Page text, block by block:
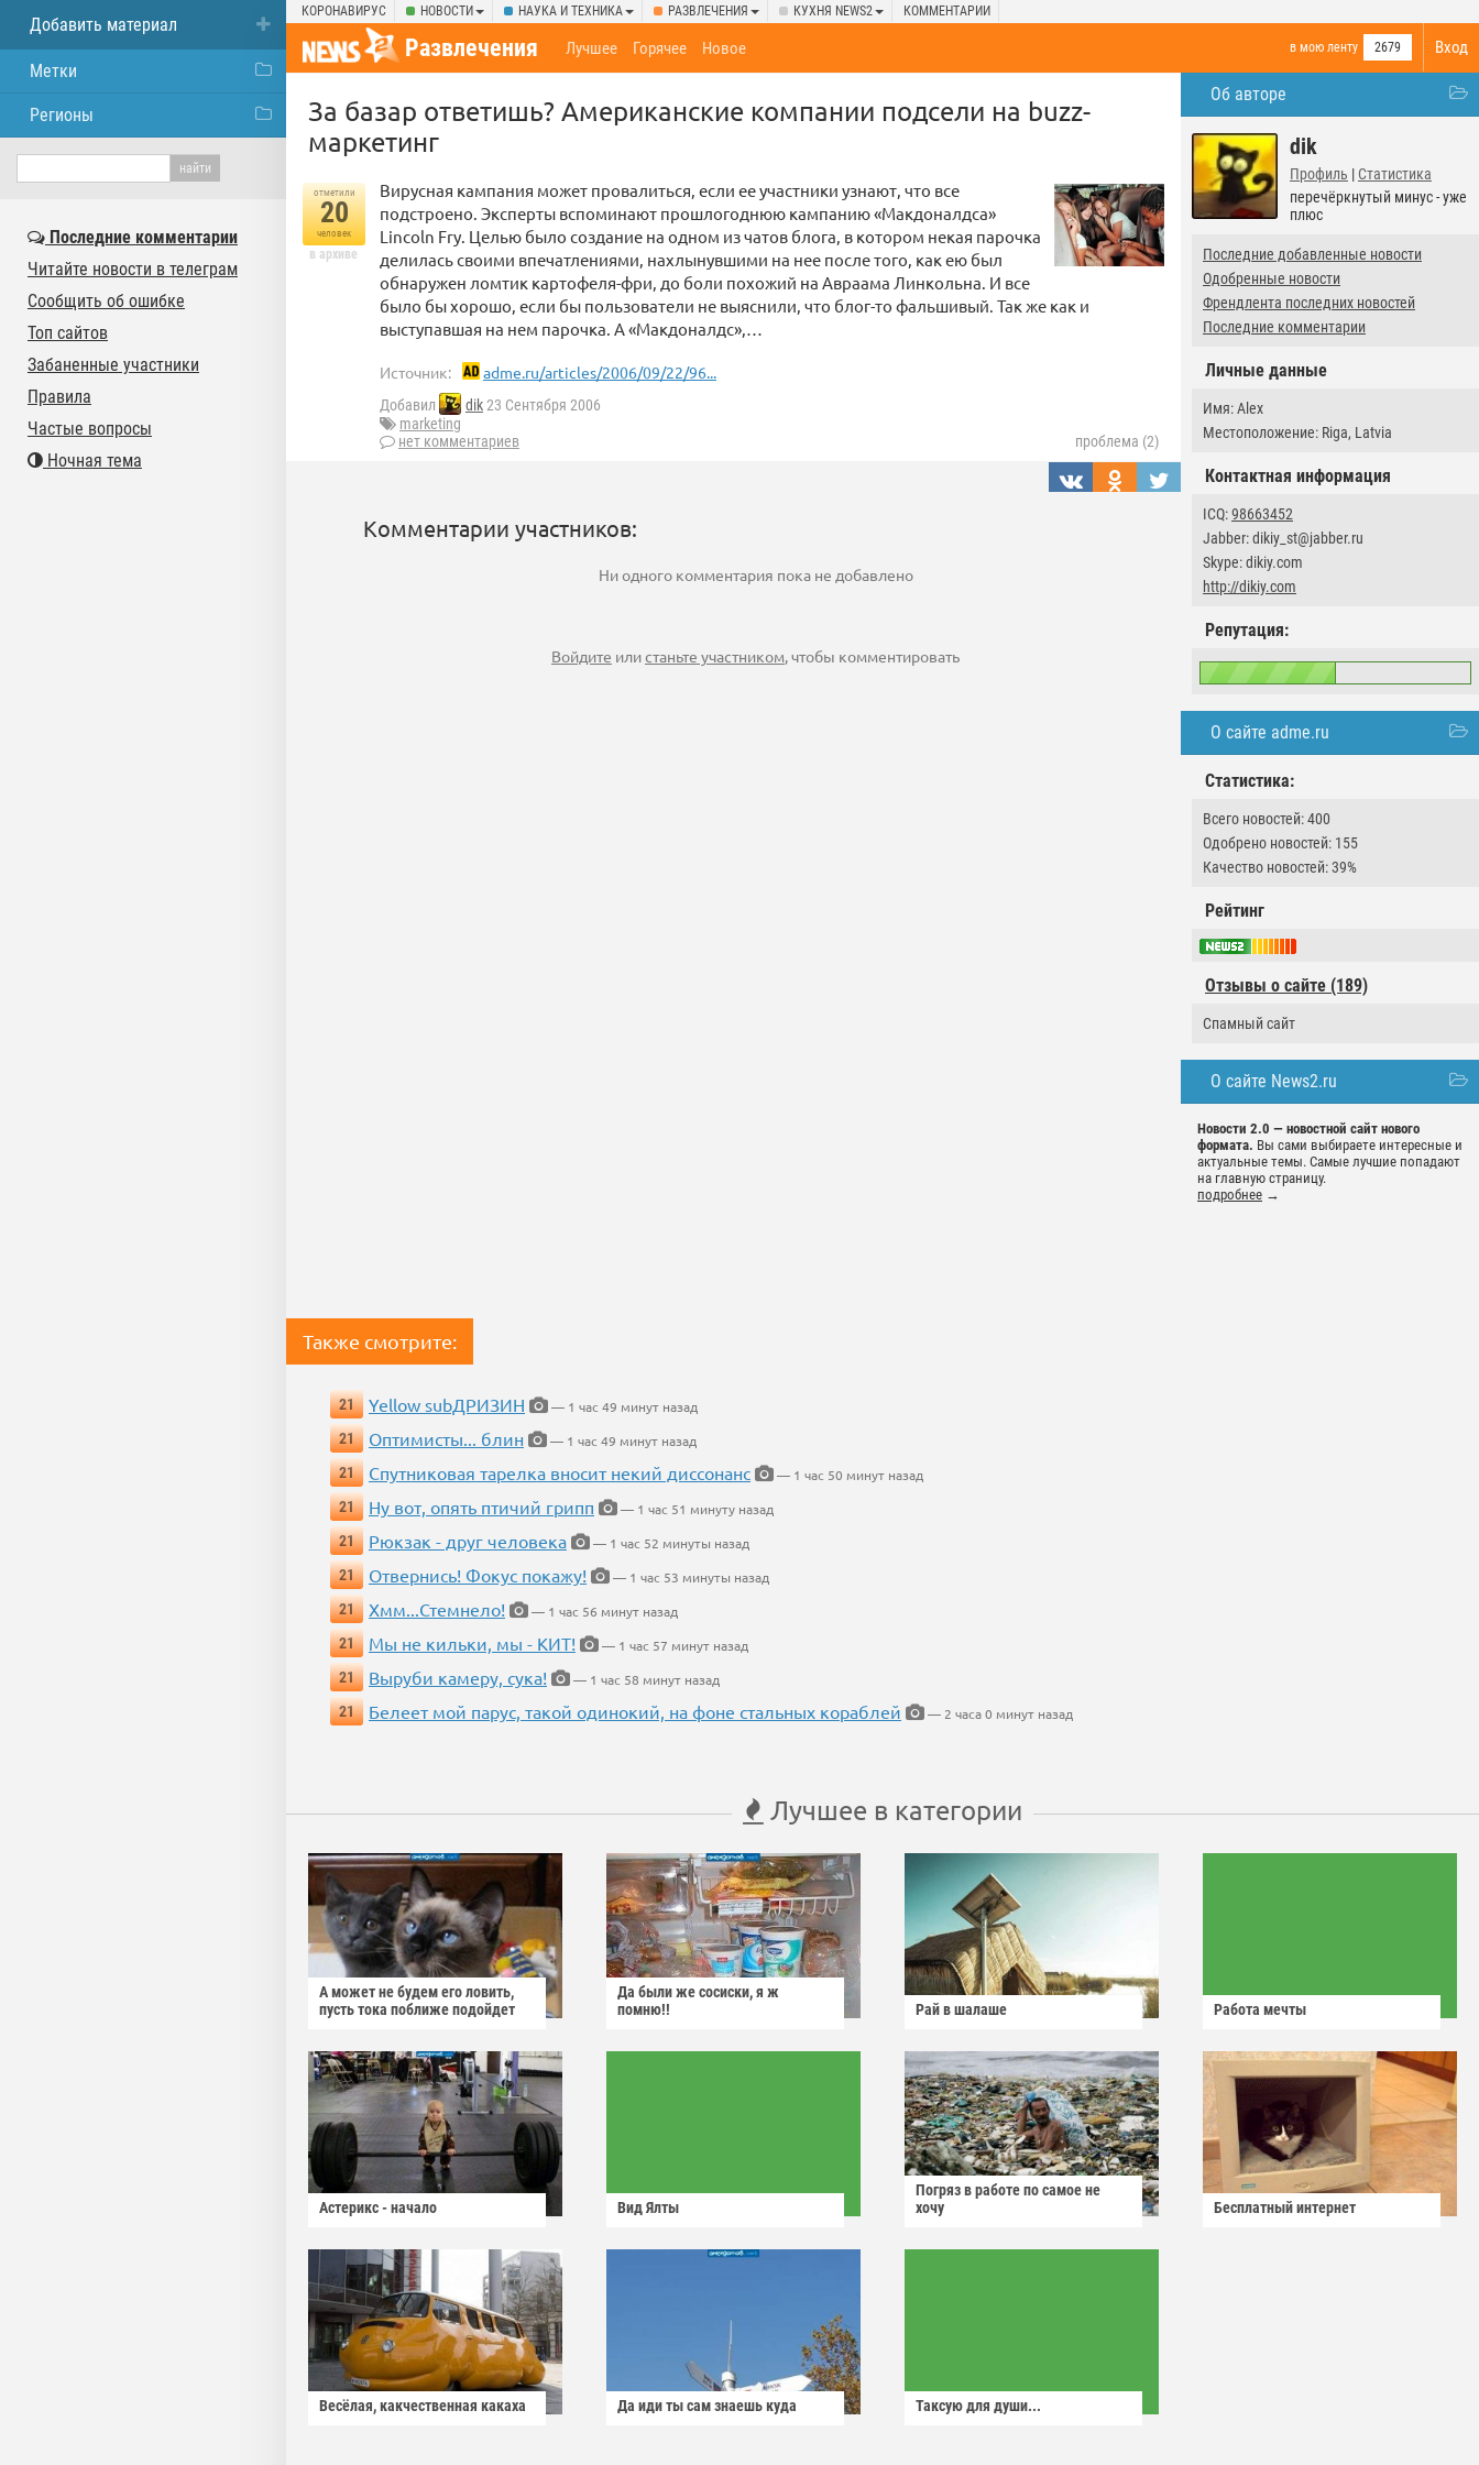
КОРОНАВИРУС НОВОСТИ НАУКА И ТЕХНИКА РАЗВЛЕЧЕНИЯ КУХНЯ NEWS2 КОММЕНТАРИИ
Вход
Развлечения в мою ленту 2679
Лучшее Горячее Новое
Об авторе
dik
Профиль | Статистика
перечёркнутый минус - уже
плюс
Последние добавленные новости
Одобренные новости
Френдлента последних новостей
Последние комментарии
Личные данные
Имя: Alex
Местоположение: Riga, Latvia
Контактная информация
ICQ:98663452
Jabber: dikiy_st@jabber.ru
Skype: dikiy.com
http://dikiy.com
Репутация:
О сайте adme.ru
Статистика:
Всего новостей: 400
Одобрено новостей: 155
Качество новостей: 39%
Рейтинг
Отзывы о сайте (189)
Спамный сайт
О сайте News2.ru
Новости 2.0 — новостной сайт нового
формата. Вы сами выбираете интересные и
актуальные темы. Самые лучшие попадают
на главную страницу.
подробнее →
За базар ответишь? Американские компании подсели на buzz-
маркетинг
отметили
20
человек
в архиве
Вирусная кампания может провалиться, если ее участники узнают, что все
подстроено. Эксперты вспоминают прошлогоднюю кампанию «Макдоналдса»
Lincoln Fry. Целью было создание на одном из чатов блога, в котором некая парочка
делилась своими впечатлениями, нахлынувшими на нее после того, как ею был
обнаружен ломтик картофеля-фри, до боли похожий на Авраама Линкольна. И все
было бы хорошо, если бы пользователи не выяснили, что блог-то фальшивый. Так же как и
выступавшая на нем парочка. А «Макдоналдс»,…
Источник: adme.ru/articles/2006/09/22/96...
Добавил dik23 Сентября 2006
marketing
нет комментариев
проблема (2)
Комментарии участников:
Ни одного комментария пока не добавлено
Войдите илистаньте участником, чтобы комментировать
Также смотрите:
21 Yellow subДРИЗИН
— 1 час 49 минут назад
21
Оптимисты... блин
— 1 час 49 минут назад
21
Спутниковая тарелка вносит некий диссонанс
— 1 час 50 минут назад
21
Ну вот, опять птичий грипп
— 1 час 51 минуту назад
21
Рюкзак - друг человека
— 1 час 52 минуты назад
21
Отвернись! Фокус покажу!
— 1 час 53 минуты назад
21
Хмм...Стемнело!
— 1 час 56 минут назад
21
Мы не кильки, мы - КИТ!
— 1 час 57 минут назад
21
Выруби камеру, сука!
— 1 час 58 минут назад
21
Белеет мой парус, такой одинокий, на фоне стальных кораблей — 2 часа 0 минут назад
Лучшее в категории
А может не будем его ловить,
пусть тока поближе подойдет
Да были же сосиски, я ж
помню!!
Рай в шалаше Работа мечты
Астерикс - начало Вид Ялты
Погряз в работе по самое не
хочу
Бесплатный интернет
Весёлая, какчественная какаха Да иди ты сам знаешь куда Таксую для души...
Добавить материал
Метки
Регионы
Последние комментарии
Читайте новости в телеграм
Сообщить об ошибке
Топ сайтов
Забаненные участники
Правила
Частые вопросы
Ночная тема